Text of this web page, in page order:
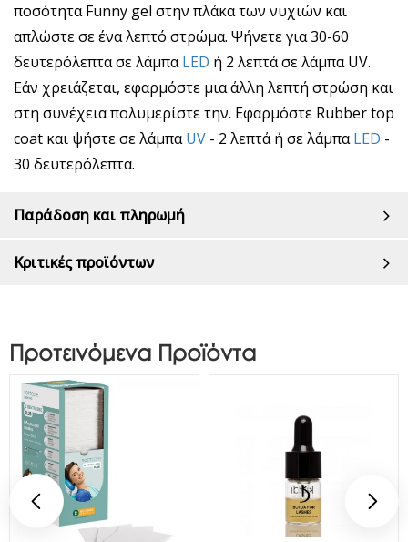
ποσότητα Funny gel στην πλάκα των νυχιών και
απλώστε σε ένα λεπτό στρώμα. Ψήνετε για 30-60
δευτερόλεπτα σε λάμπαLED ή 2 λεπτά σε λάμπα UV.
Εάν χρειάζεται, εφαρμόστε μια άλλη λεπτή στρώση και
στη συνέχεια πολυμερίστε την. Εφαρμόστε Rubber top
coat και ψήστε σε λάμπαUV - 2 λεπτά ή σε λάμπαLED -
30 δευτερόλεπτα.
Παράδοση και πληρωμή
Κριτικές προϊόντων
Προτεινόμενα Προϊόντα